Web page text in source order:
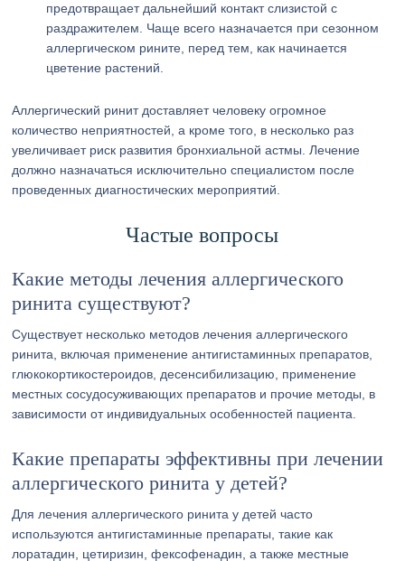
предотвращает дальнейший контакт слизистой с
раздражителем. Чаще всего назначается при сезонном
аллергическом рините, перед тем, как начинается
цветение растений.
Аллергический ринит доставляет человеку огромное
количество неприятностей, а кроме того, в несколько раз
увеличивает риск развития бронхиальной астмы. Лечение
должно назначаться исключительно специалистом после
проведенных диагностических мероприятий.
Частые вопросы
Какие методы лечения аллергического
ринита существуют?
Существует несколько методов лечения аллергического
ринита, включая применение антигистаминных препаратов,
глюкокортикостероидов, десенсибилизацию, применение
местных сосудосуживающих препаратов и прочие методы, в
зависимости от индивидуальных особенностей пациента.
Какие препараты эффективны при лечении
аллергического ринита у детей?
Для лечения аллергического ринита у детей часто
используются антигистаминные препараты, такие как
лоратадин, цетиризин, фексофенадин, а также местные